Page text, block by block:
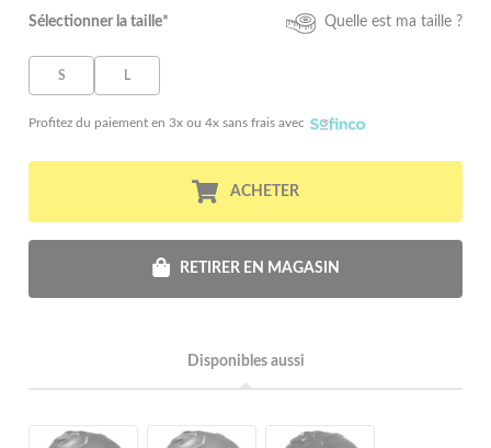
Sélectionner la taille* Quelle est ma taille ?
S L
Profitez du paiement en 3x ou 4x sans frais avec
ACHETER
RETIRER EN MAGASIN
Disponibles aussi